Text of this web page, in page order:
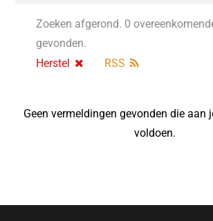
Zoeken afgerond. 0
gevonden.
Herstel
RSS
Geen vermeldingen gevonden die aan
voldoen.